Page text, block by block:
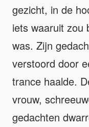
gezicht, in de
iets waaruit zou
was. Zijn
verstoord door
trance haalde.
vrouw,
gedachten